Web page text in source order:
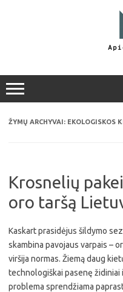
ŽYMŲ ARCHYVAI: EKOLOGISKOS
Krosnelių
oro taršą
Kaskart prasidėjus šildymo
skambina pavojaus varpais –
viršija normas. Žiemą daug
technologiškai pasenę židiniai
problema sprendžiama